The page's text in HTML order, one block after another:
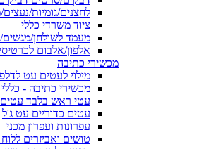
לחצנים/גומיות/
ציוד משרדי כללי
מעמד לשולחן/
אלפון/אלבום
מכשירי כתיבה
מילוי לעטים עט
מכשירי כתיבה - כללי
עטי ראש בלבד
עטים כדוריים עט ג'ל
עפרונות ועפרון מכני
טושים ואביזרים